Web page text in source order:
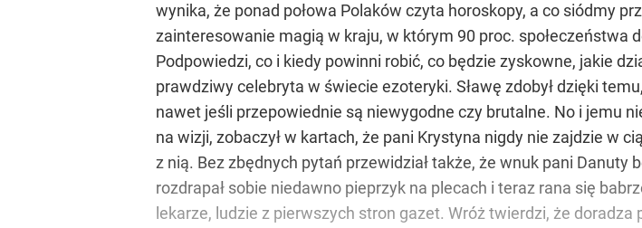
wynika, że ponad połowa Polaków czyta horoskopy, a co siódmy
zainteresowanie magią w kraju, w którym 90 proc.
Podpowiedzi, co i kiedy powinni robić, co będzie zyskowne, jakie
prawdziwy celebryta w świecie ezoteryki. Sławę zdobył dzięki
nawet jeśli przepowiednie są niewygodne czy brutalne. No i jemu
na wizji, zobaczył w kartach, że pani Krystyna nigdy nie zajdzie w
z nią. Bez zbędnych pytań przewidział także, że wnuk pani
rozdrapał sobie niedawno pieprzyk na plecach i teraz rana się
lekarze, ludzie z pierwszych stron gazet. Wróż twierdzi, że